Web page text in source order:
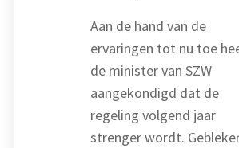
Aan de hand van de
ervaringen tot nu toe
de minister van SZW
aangekondigd dat de
regeling volgend jaar
strenger wordt.